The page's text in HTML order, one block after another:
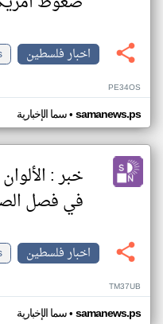
اخبار فلسطين
PE34OS
سما الإخبارية• samanews.ps
خبر :
في فصل
اخبار فلسطين
TM37UB
سما الإخبارية• samanews.ps